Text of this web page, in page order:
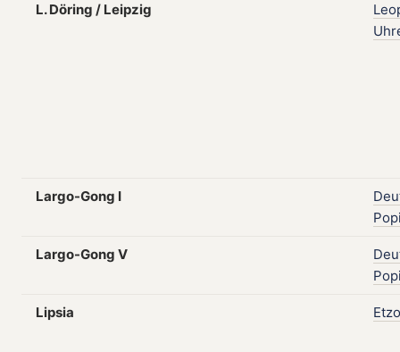
L. Döring / Leipzig
Largo-Gong I
Largo-Gong V
Lipsia